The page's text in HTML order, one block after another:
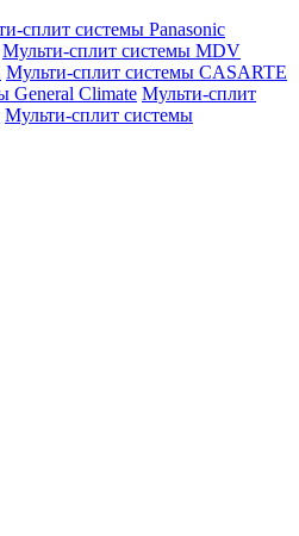
сплит системы Panasonic
Мульти-сплит системы MDV
Мульти-сплит системы CASARTE
General Climate Мульти-сплит
Мульти-сплит системы